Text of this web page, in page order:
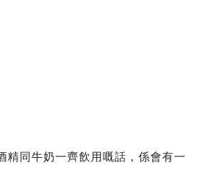
精同牛奶一齊飲用嘅話，係會有一